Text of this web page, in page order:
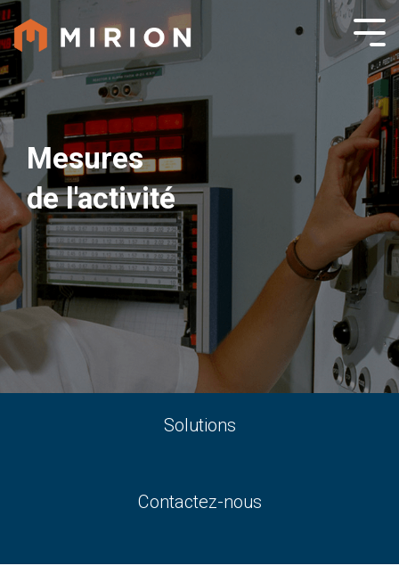
Mesures
de l'activité
Solutions
Contactez-nous